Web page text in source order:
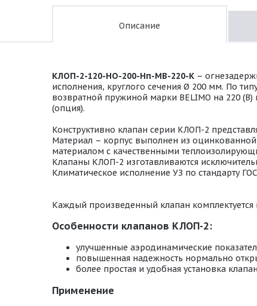
Описание
КЛОП-2-120-НО-200-Нп-МВ-220-К –
исполнения, круглого сечения Ø 200 мм. По
возвратной пружиной марки BELIMO на 220
(опция).
Конструктивно клапан серии КЛОП-2
Материал – корпус выполнен из оцинкованной
материалом с качественными
Клапаны КЛОП-2 изготавливаются
Климатическое исполнение УЗ по стандарту
Каждый произведенный клапан
Особенности клапанов КЛОП-2:
улучшенные аэродинамические
повышенная надежность нормально
более простая и удобная установка
Применение